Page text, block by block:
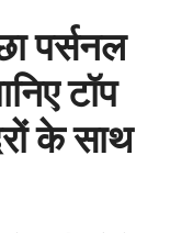
पर्सनल
टॉप
के साथ